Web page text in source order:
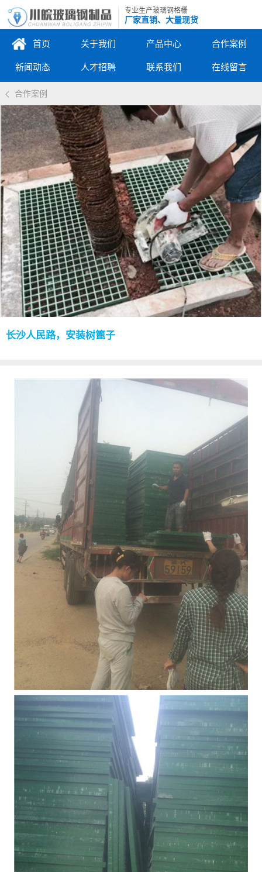
专业生产玻璃钢格栅
厂家直销、大量现货
首页 关于我们 产品中心 合作案例
新闻动态 人才招聘 联系我们 在线留言
合作案例
长沙人民路，安装树篦子